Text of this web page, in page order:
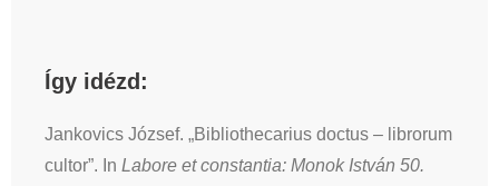
Így idézd:
Jankovics József. „Bibliothecarius doctus – librorum
cultor”. In Labore et constantia: Monok István 50.